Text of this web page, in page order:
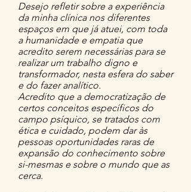
Desejo refletir sobre a experiência
da minha clínica nos diferentes
espaços em que já atuei, com toda
a humanidade e empatia que
acredito serem necessárias para se
realizar um trabalho digno e
transformador, nesta esfera do saber
e do fazer analítico.
Acredito que a democratização de
certos conceitos específicos do
campo psíquico, se tratados com
ética e cuidado, podem dar às
pessoas oportunidades raras de
expansão do conhecimento sobre
si-mesmas e sobre o mundo que as
cerca.